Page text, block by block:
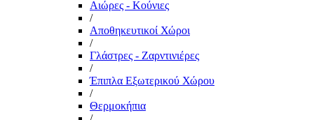
Αιώρες - Κούνιες
/
Αποθηκευτικοί Χώροι
/
Γλάστρες - Ζαρντινιέρες
/
Έπιπλα Εξωτερικού Χώρου
/
Θερμοκήπια